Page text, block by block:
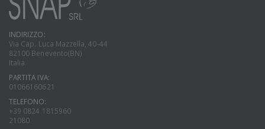
INDIRIZZO:
Via Cap. Luca Mazzella, 40-44
82100 Benevento(BN)
Italia
PARTITA IVA:
01066160621
TELEFONO:
+39 0824 1815960
21080